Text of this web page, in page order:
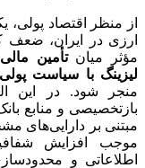
از منظر اقتصاد
ارزی در ایران، ضعف
مؤثر میانتأمین
لیزینگ با سیاست
منجر شود. در این
بازتخصیصی و منابع
مبتنی بر دارایی‌های
موجب افزایش
اطلاعاتی و